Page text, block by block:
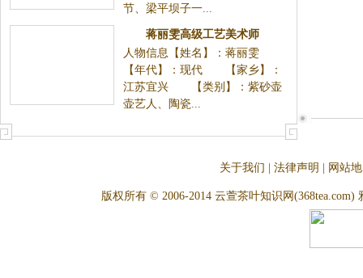
节、梁平坝子一...
蒋丽雯高级工艺美术师
人物信息【姓名】：蒋丽雯
【年代】：现代 【家乡】：
江苏宜兴 【类别】：紫砂壶
壶艺人、陶瓷...
关于我们 法律声明 网站
版权所有 © 2006-2014 云萱茶叶知识网